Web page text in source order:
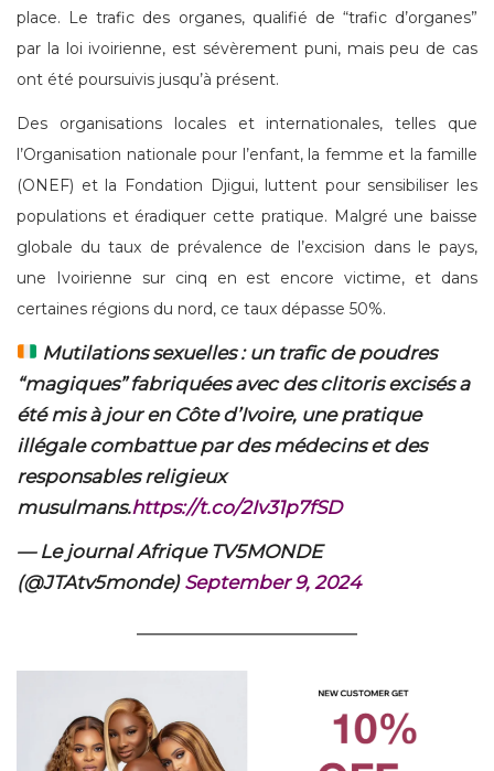
place. Le trafic des organes, qualifié de “trafic d’organes”
par la loi ivoirienne, est sévèrement puni, mais peu de cas
ont été poursuivis jusqu’à présent.
Des organisations locales et internationales, telles que
l’Organisation nationale pour l’enfant, la femme et la famille
(ONEF) et la Fondation Djigui, luttent pour sensibiliser les
populations et éradiquer cette pratique. Malgré une baisse
globale du taux de prévalence de l’excision dans le pays,
une Ivoirienne sur cinq en est encore victime, et dans
certaines régions du nord, ce taux dépasse 50%.
Mutilations sexuelles : un trafic de poudres
“magiques” fabriquées avec des clitoris excisés a
été mis à jour en Côte d’Ivoire, une pratique
illégale combattue par des médecins et des
responsables religieux
musulmans.https://t.co/2Iv31p7fSD
— Le journal Afrique TV5MONDE
(@JTAtv5monde) September 9, 2024